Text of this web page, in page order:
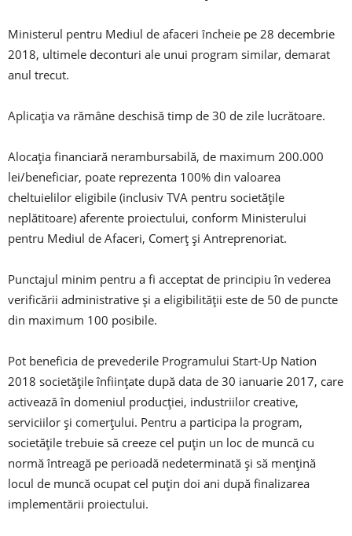
Ministerul pentru Mediul de afaceri încheie pe 28 decembrie
2018, ultimele deconturi ale unui program similar, demarat
anul trecut.
Aplicaţia va rămâne deschisă timp de 30 de zile lucrătoare.
Alocaţia financiară nerambursabilă, de maximum 200.000
lei/beneficiar, poate reprezenta 100% din valoarea
cheltuielilor eligibile (inclusiv TVA pentru societăţile
neplătitoare) aferente proiectului, conform Ministerului
pentru Mediul de Afaceri, Comerţ şi Antreprenoriat.
Punctajul minim pentru a fi acceptat de principiu în vederea
verificării administrative şi a eligibilităţii este de 50 de puncte
din maximum 100 posibile.
Pot beneficia de prevederile Programului Start-Up Nation
2018 societăţile înfiinţate după data de 30 ianuarie 2017, care
activează în domeniul producţiei, industriilor creative,
serviciilor şi comerţului. Pentru a participa la program,
societăţile trebuie să creeze cel puţin un loc de muncă cu
normă întreagă pe perioadă nedeterminată şi să menţină
locul de muncă ocupat cel puţin doi ani după finalizarea
implementării proiectului.